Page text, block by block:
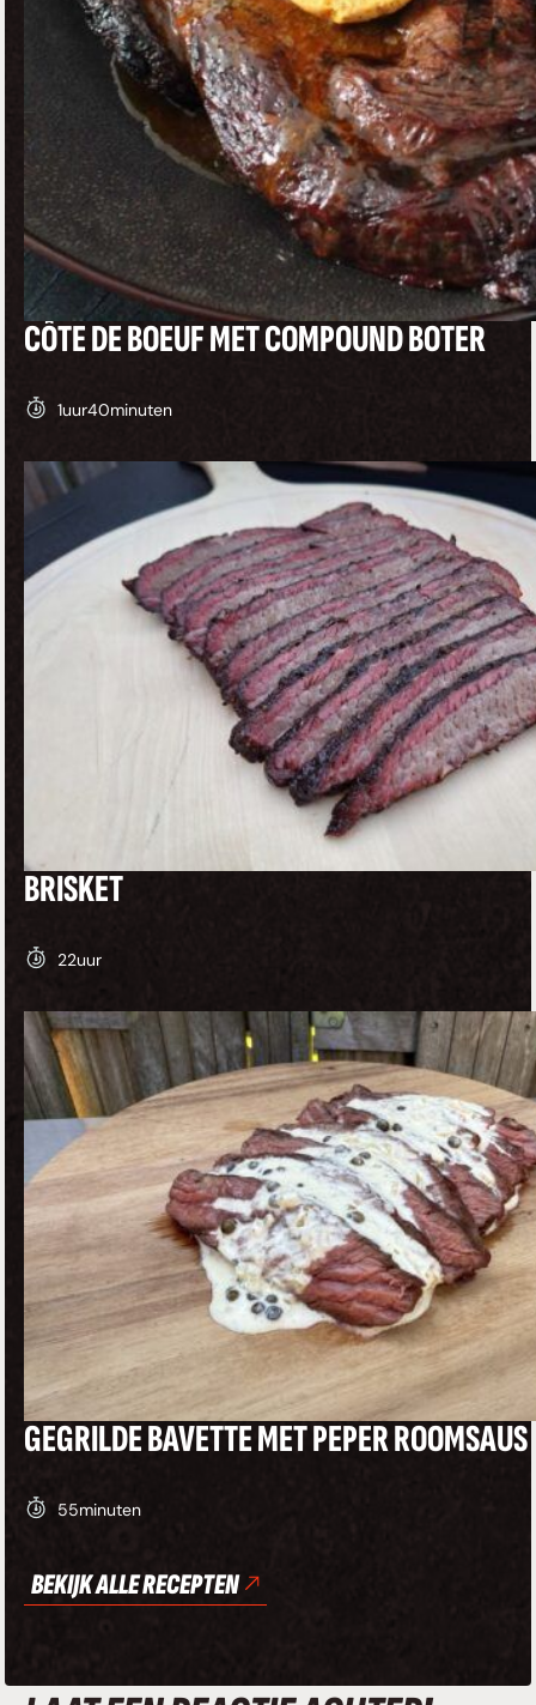
CÔTE DE BOEUF MET COMPOUND BOTER
1uur40minuten
BRISKET
22uur
GEGRILDE BAVETTE MET PEPER ROOMSAUS
55minuten
BEKIJK ALLE RECEPTEN